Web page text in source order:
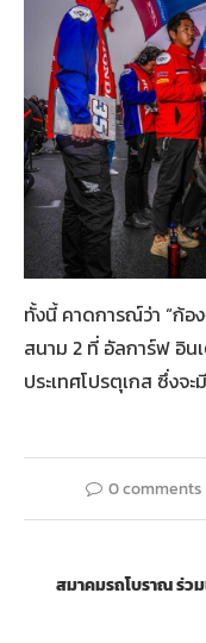
ทั้งนี้ คาดการณ์ว่า “ก้อ
สนาม 2 ที่ อัลการ์ฟ อิน
ประเทศโปรตุเกส ซึ่งจ
0 comments
สมาคมรถโบราณ ร่ว